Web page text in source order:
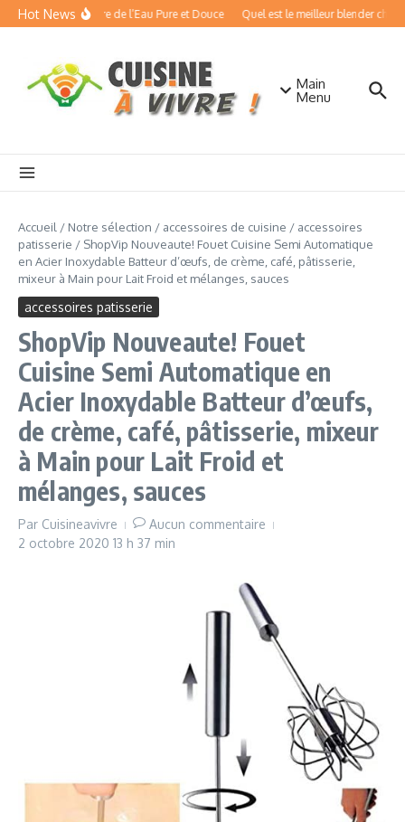
Aller au contenu
Hot News
d’Eau : Boire de l’Eau Pure et Douce Quel est le meilleur blender
Main
Menu
Accueil / Notre sélection / accessoires de cuisine / accessoires
patisserie / ShopVip Nouveaute! Fouet Cuisine Semi Automatique
en Acier Inoxydable Batteur d’œufs, de crème, café, pâtisserie,
mixeur à Main pour Lait Froid et mélanges, sauces
accessoires patisserie
ShopVip Nouveaute! Fouet
Cuisine Semi Automatique en
Acier Inoxydable Batteur d’œufs,
de crème, café, pâtisserie, mixeur
à Main pour Lait Froid et
mélanges, sauces
Par Cuisineavivre
Aucun commentaire
2 octobre 2020 13 h 37 min